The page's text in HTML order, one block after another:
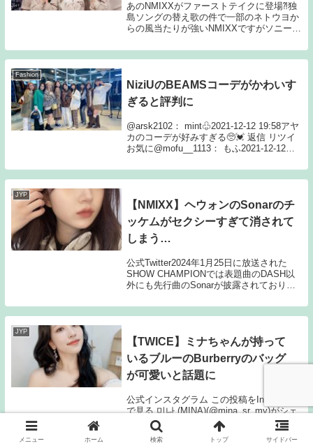
あのNMIXXがファーストテイクに登場⁈独
島ソングの替え歌の件で一部のネトウヨか
らの風当たりが強いNMIXXですがソニーが
であるファーストテイクに登場するようで
す。ビジュよし、歌ってよしのNMIX...
Fashion
NiziUのBEAMSコーデがかわいす
ぎると評判に
@arsk2102： mint♧2021-12-12 19:58アヤ
カのコーデが好みすぎる🥺💓 返信 リツイ
お気に@mofu__1113： もふ2021-12-12
たい…🥺笑twitter.co...
JYP
【NMIXX】ヘウォンのSonarのチ
ッケムがセクシーすぎて消されて
しまう…
公式Twitter2024年1月25日に放送された
SHOW CHAMPIONでは表題曲のDASH以
外にも先行曲のSonarが披露されており個
YouTubeで公開されていたしかし、ヘウォ
ンのチッケムでは...
JYP
【TWICE】ミナちゃんが持って
いるブルーのBurberryのバッグ
が可愛いと話題に
公式インスタグラム この投稿をInstagram
で見る 미나 (MINA)(@mina_sr_my)がシェ
アした投稿Twitterの反応@yd00ni：
𝖺𝗄𝖺𝗇𝖾2023-04-06 18:54こういう方になり
たい…🩵 ミナちゃんもバッグ...
メニュー ホーム 検索 トップ サイドバー